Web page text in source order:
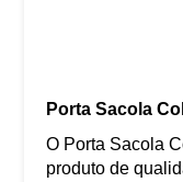
Porta Sacola
O Porta Sacola
produto de